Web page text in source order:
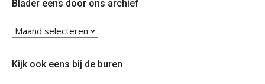
Blader eens door ons archief
Blader
eens
ons
Kijk ook eens bij de buren